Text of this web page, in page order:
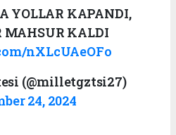
YOLLAR KAPANDI,
MAHSUR KALDI
nXLcUAeOFo
(@milletgztsi27)
24, 2024